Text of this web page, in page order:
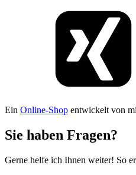
Ein Online-Shop entwickelt von
Sie haben Fragen?
Gerne helfe ich Ihnen weiter! So